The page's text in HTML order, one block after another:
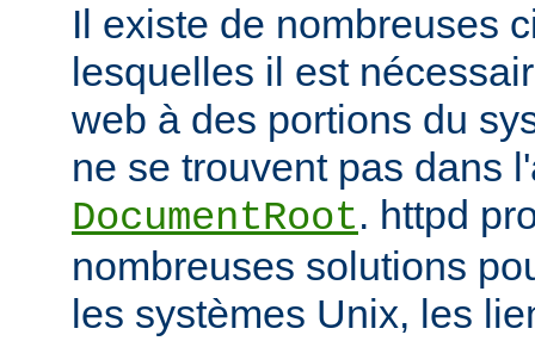
Il existe de nombreuses
lesquelles il est
web à des portions du
ne se trouvent pas dans
DocumentRoot. httpd
nombreuses solutions
les systèmes Unix, les